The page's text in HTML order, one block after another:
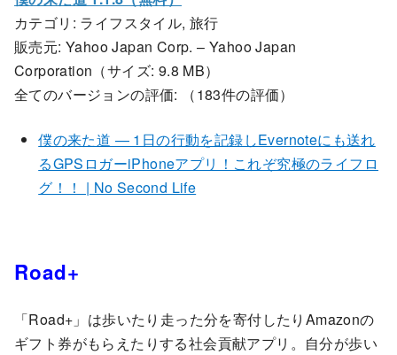
カテゴリ: ライフスタイル, 旅行
販売元: Yahoo Japan Corp. – Yahoo Japan
Corporation（サイズ: 9.8 MB）
全てのバージョンの評価:
（183件の評価）
僕の来た道 — 1日の行動を記録しEvernoteにも送れ
るGPSロガーiPhoneアプリ！これぞ究極のライフロ
グ！！ | No Second Life
Road+
「Road+」は歩いたり走った分を寄付したりAmazonの
ギフト券がもらえたりする社会貢献アプリ。自分が歩い